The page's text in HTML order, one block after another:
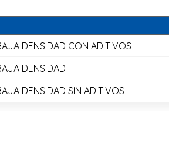
DENSIDAD CON ADITIVOS
DENSIDAD
DENSIDAD SIN ADITIVOS